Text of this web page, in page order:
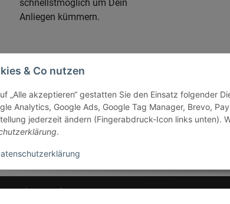
schnellstmöglich um Dein
Anliegen kümmern.
zzgl.Versand ©
& Co nutzen
„Alle akzeptieren“ gestatten Sie den Einsatz folgender
Analytics, Google Ads, Google Tag Manager, Brevo,
jederzeit ändern (Fingerabdruck-Icon links unten).
.